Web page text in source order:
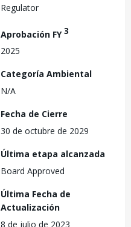
Regulator
Aprobación FY3
2025
Categoría Ambiental
N/A
Fecha de Cierre
30 de octubre de 2029
Última etapa alcanzada
Board Approved
Última Fecha de
Actualización
8 de julio de 2023